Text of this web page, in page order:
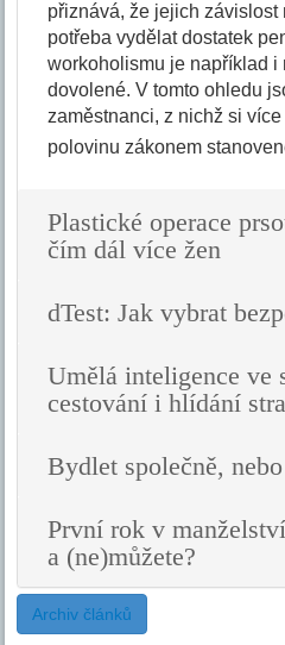
přiznává, že jejich
potřeba vydělat dostatek
workoholismu je například i
dovolené. V tomto ohledu
zaměstnanci, z nichž si
polovinu zákonem
Plastické operace
čím dál více žen
dTest: Jak vybrat
Umělá inteligence ve
cestování i hlídání
Bydlet společně,
První rok v
a (ne)můžete?
Archiv článků